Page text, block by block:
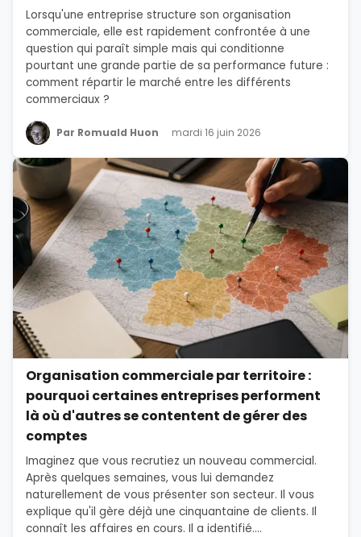
Lorsqu'une entreprise structure son organisation
commerciale, elle est rapidement confrontée à une
question qui paraît simple mais qui conditionne
pourtant une grande partie de sa performance future :
comment répartir le marché entre les différents
commerciaux ?
Par Romuald Huon mardi 16 juin 2026
Organisation commerciale par territoire :
pourquoi certaines entreprises performent
là où d'autres se contentent de gérer des
comptes
Imaginez que vous recrutiez un nouveau commercial.
Après quelques semaines, vous lui demandez
naturellement de vous présenter son secteur. Il vous
explique qu'il gère déjà une cinquantaine de clients. Il
connaît les affaires en cours. Il a identifié....